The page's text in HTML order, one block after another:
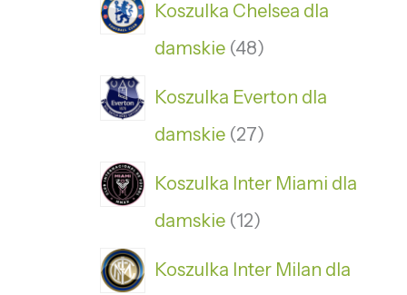
Koszulka Chelsea dla
damskie 48
Koszulka Everton dla
damskie 27
Koszulka Inter Miami dla
damskie 12
Koszulka Inter Milan dla